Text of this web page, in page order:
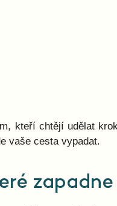
kteří chtějí udělat
vaše cesta vypadat.